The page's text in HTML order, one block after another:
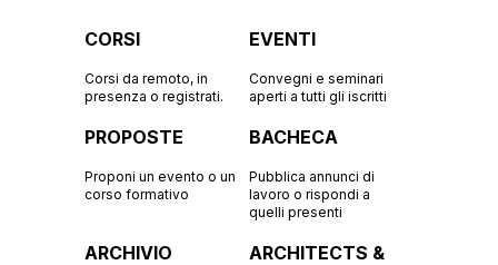
CORSI
Corsi da remoto, in
presenza o registrati.
EVENTI
Convegni e seminari
aperti a tutti gli iscritti
PROPOSTE
Proponi un evento o un
corso formativo
BACHECA
Pubblica annunci di
lavoro o rispondi a
quelli presenti
ARCHIVIO
ARCHITECTS &